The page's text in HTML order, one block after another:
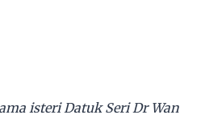
isteri Datuk Seri Dr Wan